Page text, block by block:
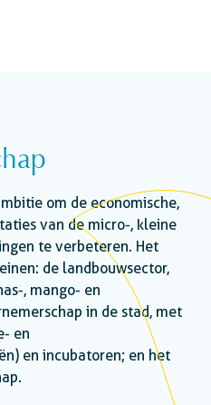
om de economische,
van de micro-, kleine
te verbeteren. Het
de landbouwsector,
, mango- en
in de stad, met
en
en incubatoren; en het